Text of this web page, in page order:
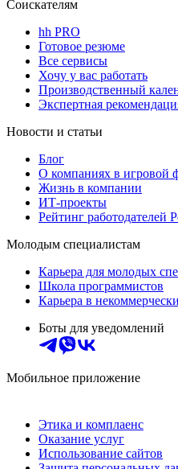
Соискателям
hh PRO
Готовое резюме
Все сервисы
Хочу у вас работать
Производственный
Экспертная
Новости и статьи
Блог
О компаниях в игровой
Жизнь в компании
ИТ-проекты
Рейтинг работодателей
Молодым специалистам
Карьера для молодых
Школа программистов
Карьера в
Боты для уведомлений
Мобильное приложение
Этика и комплаенс
Оказание услуг
Использование сайтов